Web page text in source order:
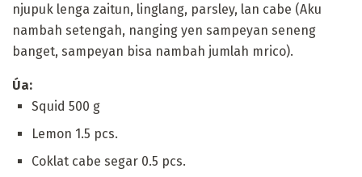
njupuk lenga zaitun, linglang, parsley, lan cabe (Aku
nambah setengah, nanging yen sampeyan seneng
banget, sampeyan bisa nambah jumlah mrico).
Úa:
Squid 500 g
Lemon 1.5 pcs.
Coklat cabe segar 0.5 pcs.